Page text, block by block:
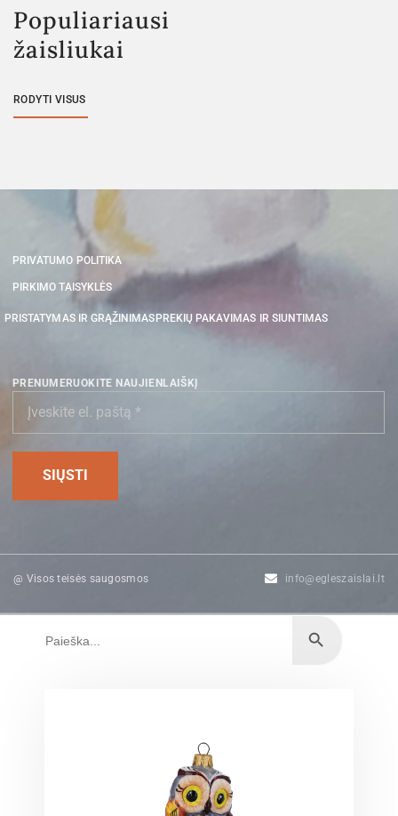
Populiariausi
žaisliukai
RODYTI VISUS
PRIVATUMO POLITIKA
PIRKIMO TAISYKLĖS
PRISTATYMAS IR GRĄŽINIMAS PREKIŲ PAKAVIMAS IR SIUNTIMAS
PRENUMERUOKITE NAUJIENLAIŠKĮ
@ Visos teisės saugosmos info@egleszaislai.lt